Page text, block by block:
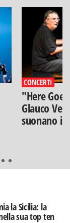
CONCERTI
"Here
Glauco
suonano i
la Sicilia: la
sua top ten